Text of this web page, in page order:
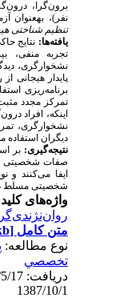
نفر)، به­عنوان
تنظیم شناختی
یافته‌­ها:نتایج حاکی
تجربه منفی،
نشخوارگری،
پایدار هیجانی
برنامه‌ریزی
تمرکز مجدد
اینکه، افراد
نشخوارگری،
دیگران استفاده
نتیجه‌گیری:بر
صفات شخصیتی
ایفا می­‌کنند و
شخصیتی مسلط در
واژه‌های
متن کامل[PDF 271 kb]
نوع مطالعه:
تخصصي
1387/10/1